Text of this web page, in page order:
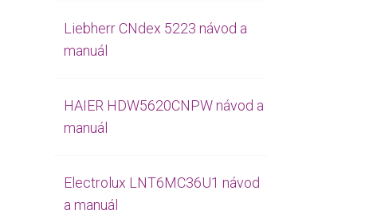
Liebherr CNdex 5223 návod a
manuál
HAIER HDW5620CNPW návod a
manuál
Electrolux LNT6MC36U1 návod
a manuál